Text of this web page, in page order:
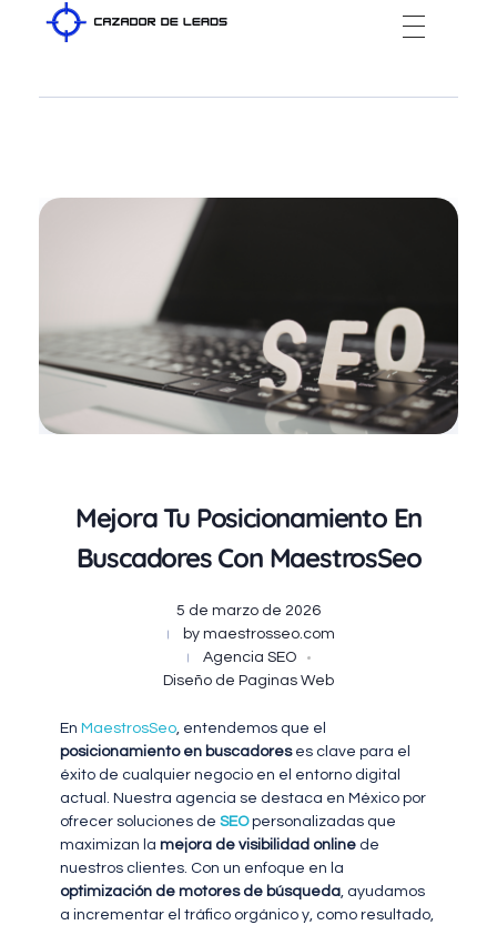
Mejora Tu Posicionamiento En
Buscadores Con MaestrosSeo
5 de marzo de 2026
by maestrosseo.com
Agencia SEO
Diseño de Paginas Web
En MaestrosSeo, entendemos que el
posicionamiento en buscadoreses clave para el
éxito de cualquier negocio en el entorno digital
actual. Nuestra agencia se destaca en México por
ofrecer soluciones de SEO personalizadas que
maximizan la mejora de visibilidad onlinede
nuestros clientes. Con un enfoque en la
optimización de motores de búsqueda, ayudamos
a incrementar el tráfico orgánico y, como resultado,